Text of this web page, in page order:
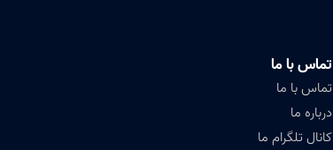
تماس با ما
تماس با ما
درباره ما
کانال تلگرام ما